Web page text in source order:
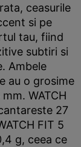
ceasurile
si pe
tau, fiind
subtiri si
Ambele
au o grosime
WATCH
27
FIT 5
g, ceea ce